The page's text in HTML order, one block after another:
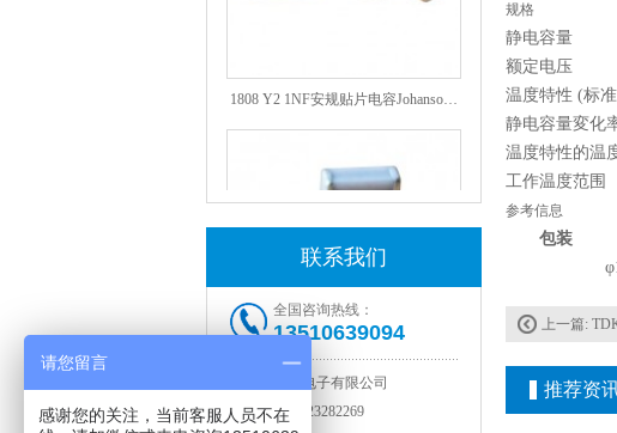
联系我们
全国咨询热线：
13510639094
深圳市智成电子有限公司
电话：0755-23282269
规格
静电容量
额定电压
温度特性 (标
静电容量変化
温度特性的温
工作温度范围
参考信息
包装
上一篇:
推荐资
请您留言
感谢您的关注，当前客服人员不在